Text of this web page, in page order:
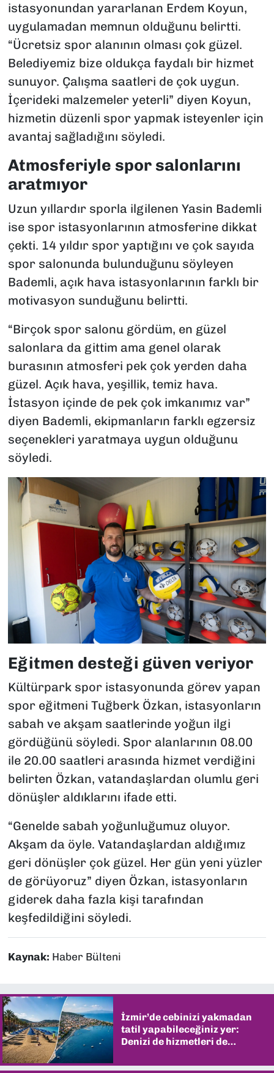
istasyonundan yararlanan Erdem Koyun,
uygulamadan memnun olduğunu belirtti.
“Ücretsiz spor alanının olması çok güzel.
Belediyemiz bize oldukça faydalı bir hizmet
sunuyor. Çalışma saatleri de çok uygun.
İçerideki malzemeler yeterli” diyen Koyun,
hizmetin düzenli spor yapmak isteyenler için
avantaj sağladığını söyledi.
Atmosferiyle spor salonlarını
aratmıyor
Uzun yıllardır sporla ilgilenen Yasin Bademli
ise spor istasyonlarının atmosferine dikkat
çekti. 14 yıldır spor yaptığını ve çok sayıda
spor salonunda bulunduğunu söyleyen
Bademli, açık hava istasyonlarının farklı bir
motivasyon sunduğunu belirtti.
“Birçok spor salonu gördüm, en güzel
salonlara da gittim ama genel olarak
burasının atmosferi pek çok yerden daha
güzel. Açık hava, yeşillik, temiz hava.
İstasyon içinde de pek çok imkanımız var”
diyen Bademli, ekipmanların farklı egzersiz
seçenekleri yaratmaya uygun olduğunu
söyledi.
Eğitmen desteği güven veriyor
Kültürpark spor istasyonunda görev yapan
spor eğitmeni Tuğberk Özkan, istasyonların
sabah ve akşam saatlerinde yoğun ilgi
gördüğünü söyledi. Spor alanlarının 08.00
ile 20.00 saatleri arasında hizmet verdiğini
belirten Özkan, vatandaşlardan olumlu geri
dönüşler aldıklarını ifade etti.
“Genelde sabah yoğunluğumuz oluyor.
Akşam da öyle. Vatandaşlardan aldığımız
geri dönüşler çok güzel. Her gün yeni yüzler
de görüyoruz” diyen Özkan, istasyonların
giderek daha fazla kişi tarafından
keşfedildiğini söyledi.
Kaynak: Haber Bülteni
İzmir’de cebinizi yakmadan
tatil yapabileceğiniz yer:
Denizi de hizmetleri de